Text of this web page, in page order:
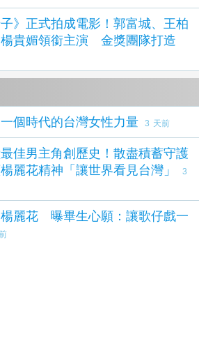
》正式拍成電影！郭富城、王柏
貴媚領銜主演 金獎團隊打造
個時代的台灣女性力量 3 天前
佳男主角創歷史！散盡積蓄守護
麗花精神「讓世界看見台灣」
3
麗花 曝畢生心願：讓歌仔戲一